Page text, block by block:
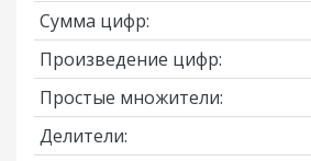
Сумма цифр:
Произведение цифр:
Простые множители:
Делители: